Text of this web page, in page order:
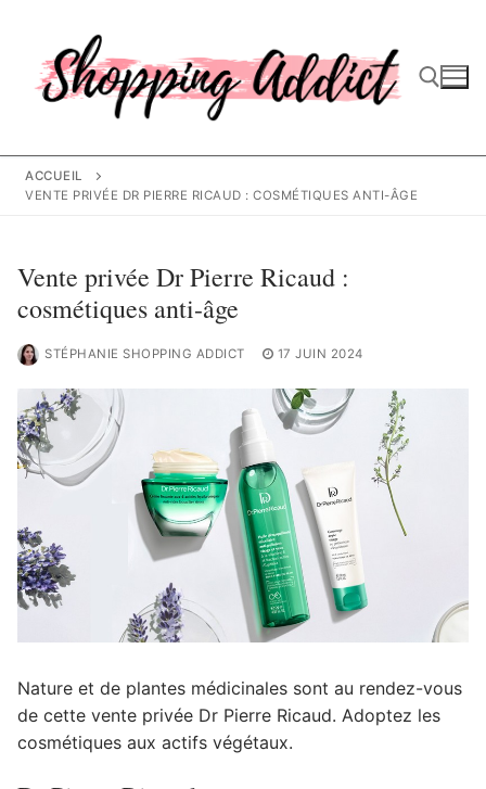
contenu
ACCUEIL
VENTE PRIVÉE DR PIERRE RICAUD : COSMÉTIQUES ANTI-ÂGE
Vente privée Dr Pierre Ricaud :
cosmétiques anti-âge
STÉPHANIE SHOPPING ADDICT 17 JUIN 2024
Nature et de plantes médicinales sont au rendez-vous
de cette vente privée Dr Pierre Ricaud. Adoptez les
cosmétiques aux actifs végétaux.